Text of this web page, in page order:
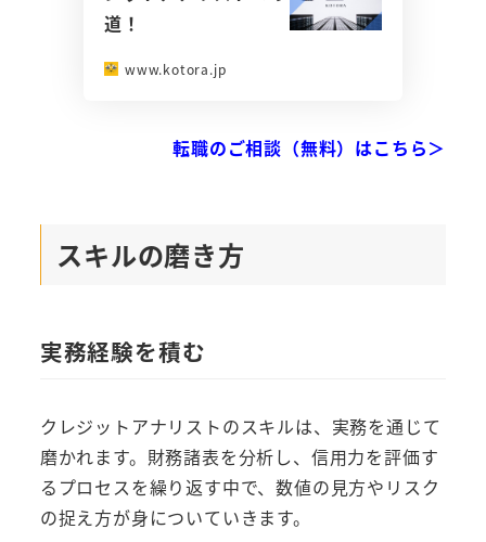
道！
www.kotora.jp
転職のご相談（無料）はこちら＞
スキルの磨き方
実務経験を積む
クレジットアナリストのスキルは、実務を通じて
磨かれます。財務諸表を分析し、信用力を評価す
るプロセスを繰り返す中で、数値の見方やリスク
の捉え方が身についていきます。